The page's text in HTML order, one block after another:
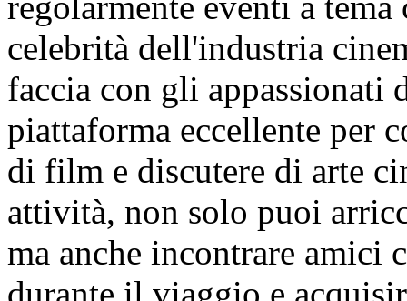
celebrità dell'industria
faccia con gli appassionati
piattaforma eccellente per
di film e discutere di arte
attività, non solo puoi
ma anche incontrare amici
durante il viaggio e